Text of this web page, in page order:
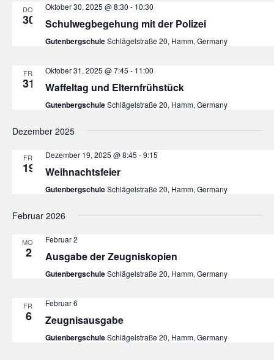
DO.
30
Oktober 30, 2025 @ 8:30 - 10:30
Schulwegbegehung mit der Polizei
GutenbergschuleSchlägelstraße 20, Hamm, Germany
FR.
31
Oktober 31, 2025 @ 7:45 - 11:00
Waffeltag und Elternfrühstück
GutenbergschuleSchlägelstraße 20, Hamm, Germany
Dezember 2025
FR.
19
Dezember 19, 2025 @ 8:45 -9:15
Weihnachtsfeier
GutenbergschuleSchlägelstraße 20, Hamm, Germany
Februar 2026
MO.
2
Februar 2
Ausgabe der Zeugniskopien
GutenbergschuleSchlägelstraße 20, Hamm, Germany
FR.
6
Februar 6
Zeugnisausgabe
GutenbergschuleSchlägelstraße 20, Hamm, Germany